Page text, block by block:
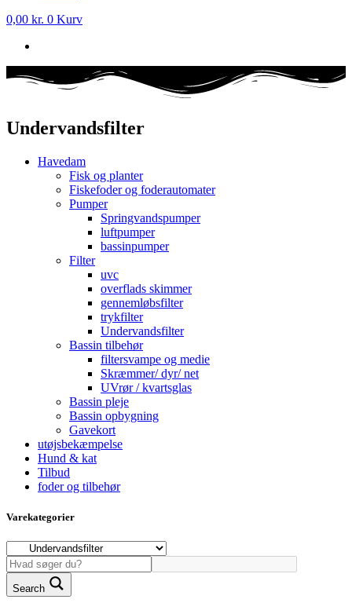
0,00 kr. 0 Kurv
Undervandsfilter
Havedam
Fisk og planter
Fiskefoder og foderautomater
Pumper
Springvandspumper
luftpumper
bassinpumper
Filter
uvc
overflads skimmer
gennemløbsfilter
trykfilter
Undervandsfilter
Bassin tilbehør
filtersvampe og medie
Skræmmer/ dyr/ net
UVrør / kvartsglas
Bassin pleje
Bassin opbygning
Gavekort
utøjsbekæmpelse
Hund & kat
Tilbud
foder og tilbehør
Varekategorier
Search